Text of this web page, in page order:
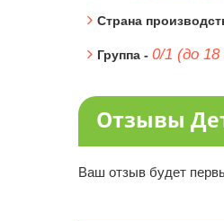
Страна
Группа - 0/1 (до 18
Отзывы
Ваш отзыв будет